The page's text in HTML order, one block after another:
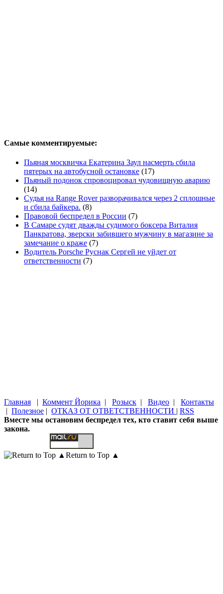
Самые комментируемые:
Пьяная москвичка Екатерина Заул насмерть сбила
пятерых на автобусной остановке (17)
Пьяный подонок спровоцировал чудовищную аварию
(14)
Судья на Range Rover разворачивался через 2 сплошные
и сбила байкера. (8)
Правовой беспредел в России (7)
В Самаре судят дважды судимого боксера Виталия
Панкратова, зверски забившего мужчину в магазине за
замечание о краже (7)
Водитель Porsche Руснак Сергей не уйдет от
ответственности (7)
Главная | Коммент Йорика | Розыск | Видео | Контакты
| Полезное | ОТКАЗ ОТ ОТВЕТСТВЕННОСТИ | RSS
Вместе мы остановим беспредел тех, кто ставит себя выше
закона.
Return to Top ▲